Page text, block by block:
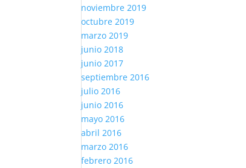
noviembre 2019
octubre 2019
marzo 2019
junio 2018
junio 2017
septiembre 2016
julio 2016
junio 2016
mayo 2016
abril 2016
marzo 2016
febrero 2016